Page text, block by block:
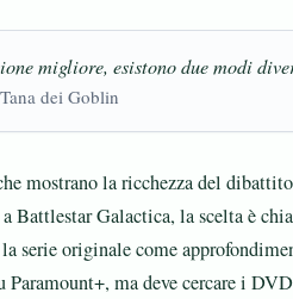
migliore, esistono due modi
dei Goblin
mostrano la ricchezza del
Battlestar Galactica, la scelta è
serie originale come
ma deve cercare i